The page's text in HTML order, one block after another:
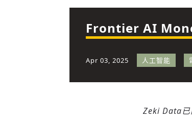
快速連結
Frontier AI
Apr 03, 2025 人工智能
Zeki Data